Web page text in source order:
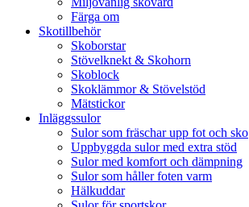
Färga om
Skotillbehör
Skoborstar
Stövelknekt & Skohorn
Skoblock
Skoklämmor & Stövelstöd
Mätstickor
Inläggssulor
Sulor som fräschar upp fot och sko
Uppbyggda sulor med extra stöd
Sulor med komfort och dämpning
Sulor som håller foten varm
Hälkuddar